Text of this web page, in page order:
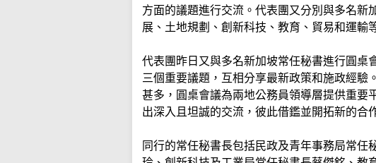
方面的議題進行交流。代表團又分別與多名新
展、土地規劃、創新科技、教育、貿易和運輸
代表團昨日又與多名新加坡常任秘書進行圓桌
三個重要議題，互相分享最新政策和施政經驗
甚多，圓桌會議為兩地公務員領導層提供重要
出深入且坦誠的交流，彼此借鑑並開拓新的合
同行的常任秘書長包括民政及青年事務局常任